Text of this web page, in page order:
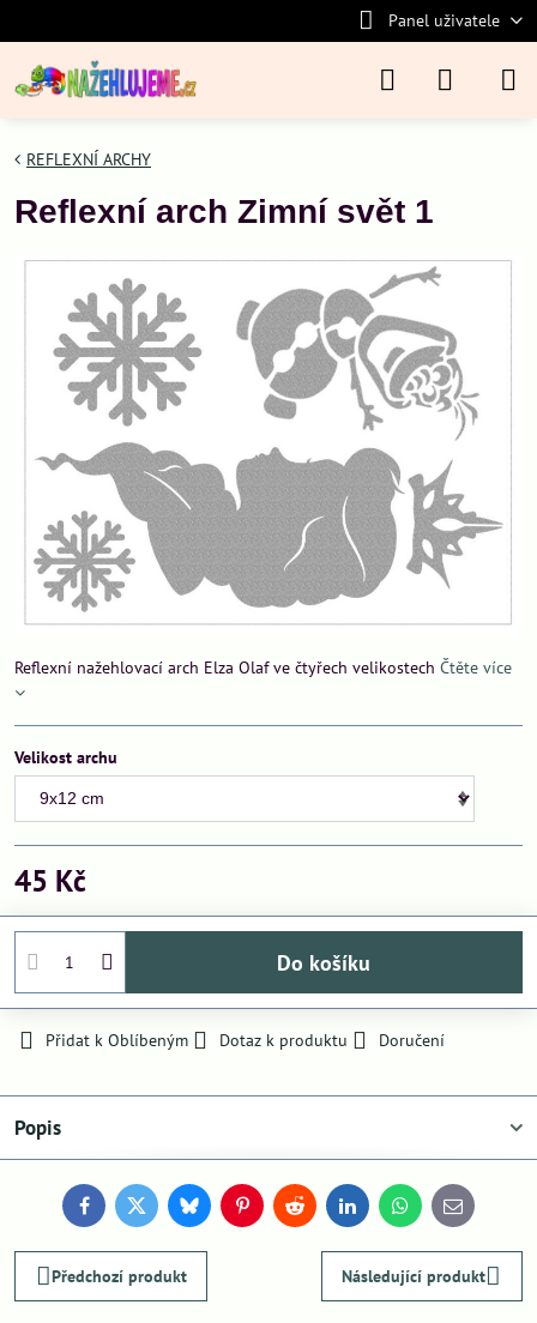
Panel uživatele
REFLEXNÍ ARCHY
Reflexní arch Zimní svět 1
Reflexní nažehlovací arch Elza Olaf ve čtyřech velikostech Čtěte více
Velikost archu
45 Kč
Do košíku
Přidat k Oblíbeným Dotaz k produktu Doručení
Popis
FacebookTwitterBlueskyPinterestReddit LinkedInWhatsApp
E-
mail
Předchozí produkt Následující produkt